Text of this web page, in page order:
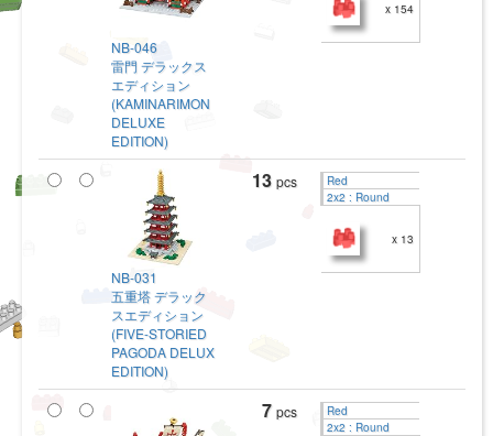
NB-046
雷門 デラックス
エディション
(KAMINARIMON
DELUXE
EDITION)
x 154
NB-031
五重塔 デラック
スエディション
(FIVE-STORIED
PAGODA DELUX
EDITION)
13 pcs
Red
2x2 : Round
x 13
7 pcs
Red
2x2 : Round